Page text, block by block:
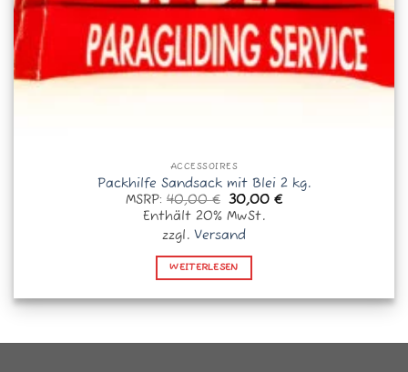
ACCESSOIRES
Packhilfe Sandsack mit Blei 2 kg.
MSRP: 40,00€ Ursprünglicher
Preis
war:
40,00 €
30,00€Aktueller
Enthält 20% MwSt.
zzgl. Versand
WEITERLESEN